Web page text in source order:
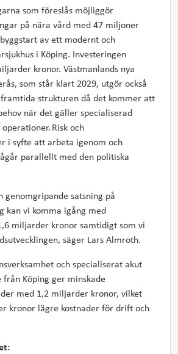
som föreslås möjliggör
på nära vård med 47 miljoner
av ett modernt och
i Köping. Investeringen
kronor. Västmanlands nya
som står klart 2029, utgör också
strukturen då det kommer att
när det gäller specialiserad
Risk och
i syfte att arbeta igenom och
parallellt med den politiska
genomgripande satsning på
kan vi komma igång med
miljarder kronor samtidigt som vi
säger Lars Almroth.
och specialiserat akut
Köping ger minskade
med 1,2 miljarder kronor, vilket
kronor lägre kostnader för drift och